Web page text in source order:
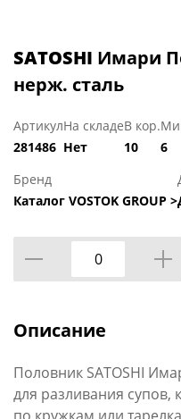
SATOSHI Имари
нерж. сталь
Артикул
281486
На складе
Нет
В кор.
10
6
Бренд
Каталог VOSTOK GROUP >
Описание
Половник SATOSHI
для разливания супов,